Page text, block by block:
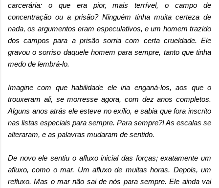
carcerária: o que era pior, mais terrível, o campo de
concentração ou a prisão? Ninguém tinha muita certeza de
nada, os argumentos eram especulativos, e um homem trazido
dos campos para a prisão sorria com certa crueldade. Ele
gravou o sorriso daquele homem para sempre, tanto que tinha
medo de lembrá-lo.
Imagine com que habilidade ele iria enganá-los, aos que o
trouxeram ali, se morresse agora, com dez anos completos.
Alguns anos atrás ele esteve no exílio, e sabia que fora inscrito
nas listas especiais para sempre. Para sempre?! As escalas se
alteraram, e as palavras mudaram de sentido.
De novo ele sentiu o afluxo inicial das forças; exatamente um
afluxo, como o mar. Um afluxo de muitas horas. Depois, um
refluxo. Mas o mar não sai de nós para sempre. Ele ainda vai